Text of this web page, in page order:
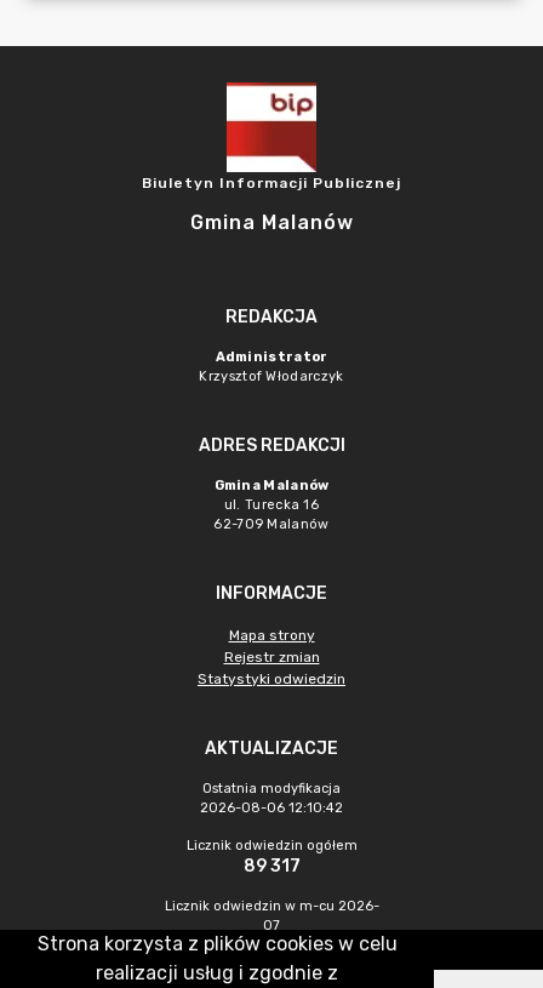
Biuletyn Informacji Publicznej
Gmina Malanów
REDAKCJA
Administrator
Krzysztof Włodarczyk
ADRES REDAKCJI
Gmina Malanów
ul. Turecka 16
62-709 Malanów
INFORMACJE
Mapa strony
Rejestr zmian
Statystyki odwiedzin
AKTUALIZACJE
Ostatnia modyfikacja
2026-08-06 12:10:42
Licznik odwiedzin ogółem
89 317
Licznik odwiedzin w m-cu 2026-
07
538
Strona korzysta z plików cookies w celu
realizacji usług i zgodnie z